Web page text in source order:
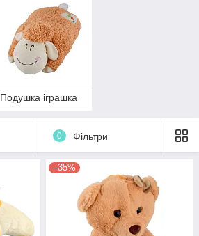
Подушка іграшка
0 Фільтри
–35%